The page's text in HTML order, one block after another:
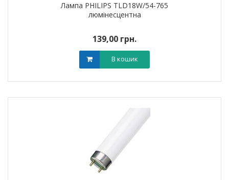
Лампа PHILIPS TLD18W/54-765
люмінесцентна
139,00 грн.
В кошик